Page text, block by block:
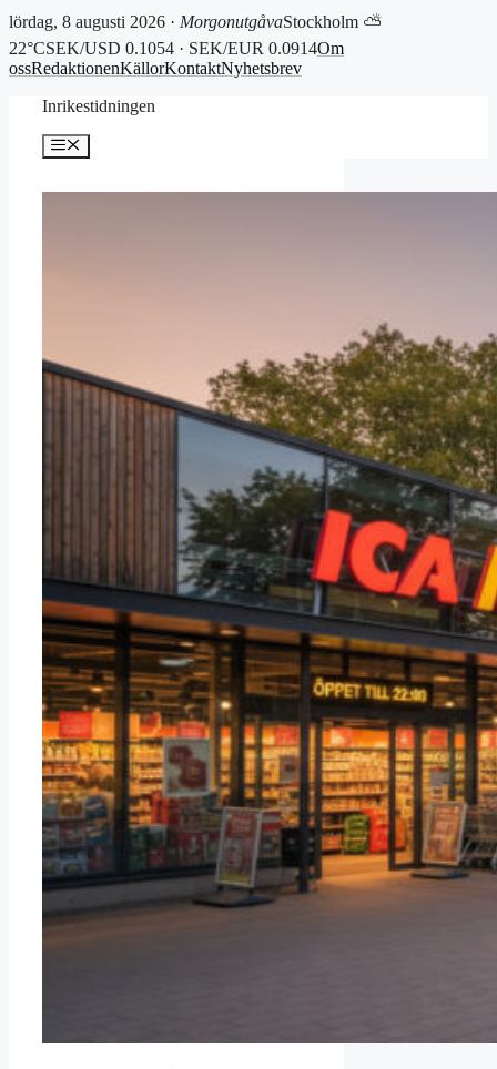
lördag, 8 augusti 2026 · MorgonutgåvaStockholm ⛅
22°CSEK/USD 0.1054 · SEK/EUR 0.0914Om
ossRedaktionenKällorKontaktNyhetsbrev
Inrikestidningen
Meny